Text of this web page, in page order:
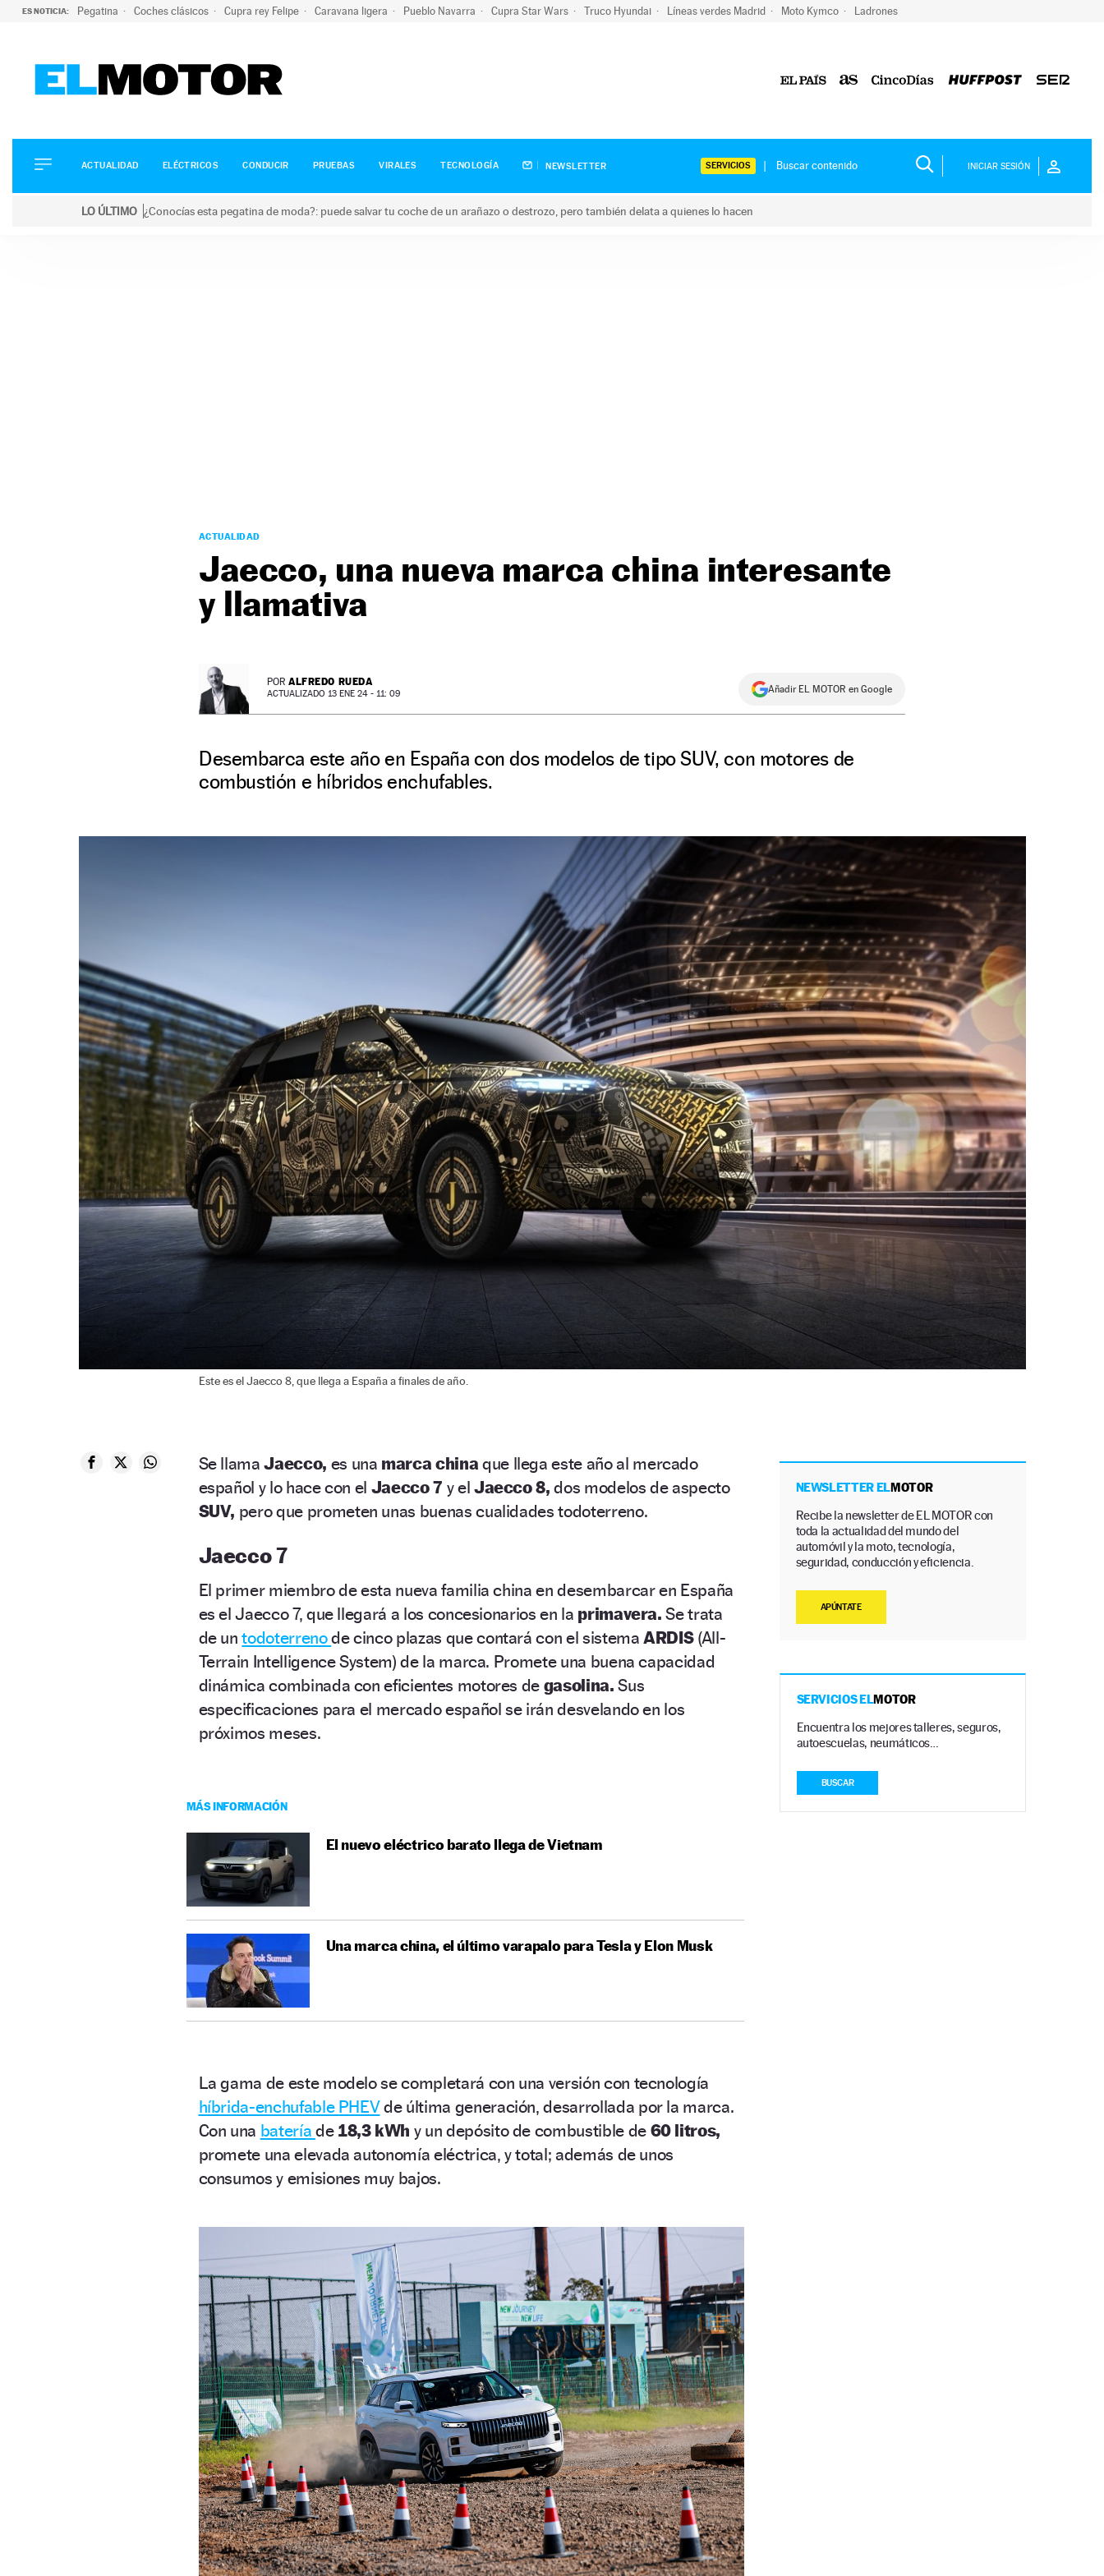
ES NOTICIA: Pegatina Coches clásicos Cupra rey Felipe Caravana ligera Pueblo Navarra Cupra Star Wars Truco Hyundai Líneas verdes Madrid Moto Kymco Ladrones
ELÉCTRICOS
CONDUCIR
ACTUALIDAD ELÉCTRICOS CONDUCIR PRUEBAS VIRALES TECNOLOGÍA NEWSLETTER SERVICIOS INICIAR SESIÓN
LO ÚLTIMO ¿Conocías esta pegatina de moda?: puede salvar tu coche de un arañazo o destrozo, pero también delata a quienes lo hacen
ACTUALIDAD
Jaecco, una nueva marca china interesante
y llamativa
POR ALFREDO RUEDA
ACTUALIZADO 13 ENE 24 - 11: 09 Añadir EL MOTOR en Google
Desembarca este año en España con dos modelos de tipo SUV, con motores de
combustión e híbridos enchufables.
Este es el Jaecco 8, que llega a España a finales de año.
Se llamaJaecco, es una marca china que llega este año al mercado
español y lo hace con el Jaecco 7 y el Jaecco 8, dos modelos de aspecto
SUV, pero que prometen unas buenas cualidades todoterreno.
Jaecco 7
El primer miembro de esta nueva familia china en desembarcar en España
es el Jaecco 7, que llegará a los concesionarios en la primavera.Se trata
de untodoterrenode cinco plazas que contará con el sistemaARDIS(All-
Terrain Intelligence System) de la marca. Promete una buena capacidad
dinámica combinada con eficientes motores de gasolina. Sus
especificaciones para el mercado español se irán desvelando en los
próximos meses.
MÁS INFORMACIÓN
El nuevo eléctrico barato llega de Vietnam
Una marca china, el último varapalo para Tesla y Elon Musk
La gama de este modelo se completará con una versión con tecnología
híbrida-enchufable PHEVde última generación, desarrollada por la marca.
Con una batería de 18,3 kWh y un depósito de combustible de60 litros,
promete una elevada autonomía eléctrica, y total; además de unos
consumos y emisiones muy bajos.
NEWSLETTER ELMOTOR
Recibe la newsletter de EL MOTOR con
toda la actualidad del mundo del
automóvil y la moto, tecnología,
seguridad, conducción y eficiencia.
APÚNTATE
SERVICIOS ELMOTOR
Encuentra los mejores talleres, seguros,
autoescuelas, neumáticos…
BUSCAR